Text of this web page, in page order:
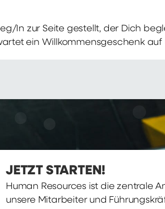
In zur Seite gestellt, der Dich
ein Willkommensgeschenk auf
JETZT STARTEN!
Human Resources ist die zentrale
unsere Mitarbeiter und